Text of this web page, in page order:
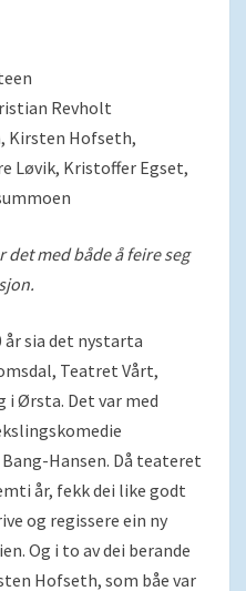
Revholt
Kirsten Hofseth,
Løvik, Kristoffer Egset,
det med både å feire seg
år sia det nystarta
Teatret Vårt,
i Ørsta. Det var med
Hansen. Då teateret
år, fekk dei like godt
og regissere ein ny
Og i to av dei berande
Hofseth, som båe var